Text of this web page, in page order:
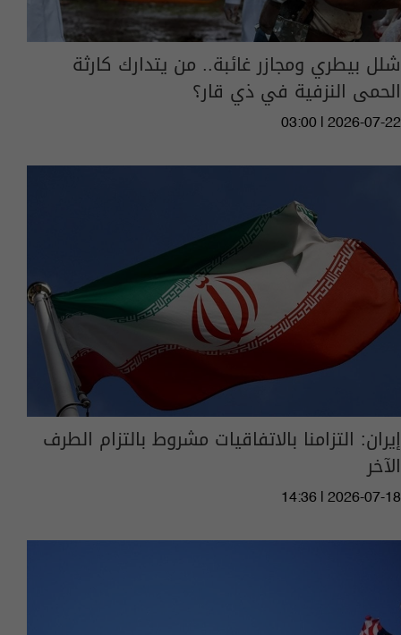
شلل بيطري ومجازر غائبة.. من يتدارك كارثة
الحمى النزفية في ذي قار؟
03:00 | 2026-07-22
إيران: التزامنا بالاتفاقيات مشروط بالتزام الطرف
الآخر
14:36 | 2026-07-18